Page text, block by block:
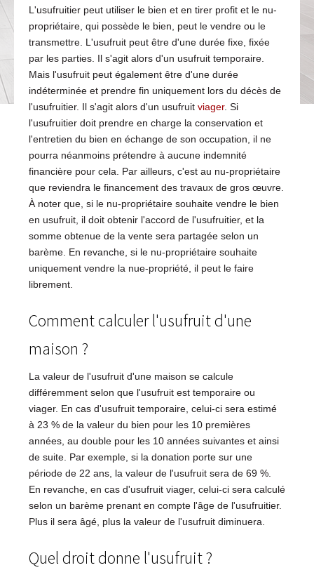
L'usufruitier peut utiliser le bien et en tirer profit et le nu-
propriétaire, qui possède le bien, peut le vendre ou le
transmettre. L'usufruit peut être d'une durée fixe, fixée
par les parties. Il s'agit alors d'un usufruit temporaire.
Mais l'usufruit peut également être d'une durée
indéterminée et prendre fin uniquement lors du décès de
l'usufruitier. Il s'agit alors d'un usufruit viager. Si
l'usufruitier doit prendre en charge la conservation et
l'entretien du bien en échange de son occupation, il ne
pourra néanmoins prétendre à aucune indemnité
financière pour cela. Par ailleurs, c'est au nu-propriétaire
que reviendra le financement des travaux de gros œuvre.
À noter que, si le nu-propriétaire souhaite vendre le bien
en usufruit, il doit obtenir l'accord de l'usufruitier, et la
somme obtenue de la vente sera partagée selon un
barème. En revanche, si le nu-propriétaire souhaite
uniquement vendre la nue-propriété, il peut le faire
librement.
Comment calculer l'usufruit d'une
maison ?
La valeur de l'usufruit d'une maison se calcule
différemment selon que l'usufruit est temporaire ou
viager. En cas d'usufruit temporaire, celui-ci sera estimé
à 23 % de la valeur du bien pour les 10 premières
années, au double pour les 10 années suivantes et ainsi
de suite. Par exemple, si la donation porte sur une
période de 22 ans, la valeur de l'usufruit sera de 69 %.
En revanche, en cas d'usufruit viager, celui-ci sera calculé
selon un barème prenant en compte l'âge de l'usufruitier.
Plus il sera âgé, plus la valeur de l'usufruit diminuera.
Quel droit donne l'usufruit ?